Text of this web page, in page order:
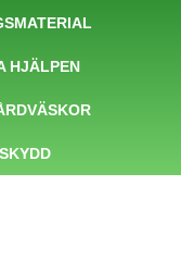
HJÄLPEN